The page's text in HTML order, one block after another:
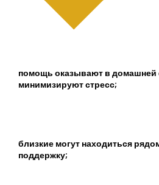
помощь оказывают в домашней
минимизируют стресс;
близкие могут находиться
поддержку;